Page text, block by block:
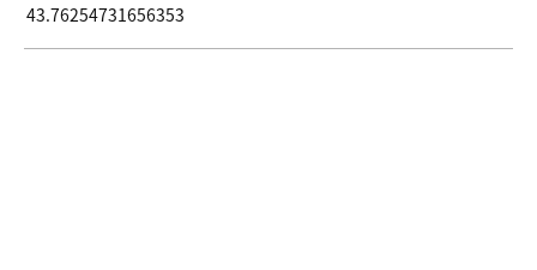
43.76254731656353